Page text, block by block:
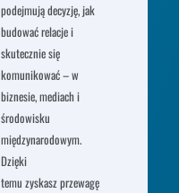
podejmują decyzję, jak
budować relacje i
skutecznie się
komunikować – w
biznesie, mediach i
środowisku
międzynarodowym.
Dzięki
temu zyskasz przewagę